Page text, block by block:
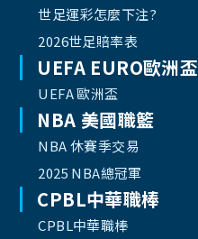
世足運彩怎麼下注?
2026世足賠率表
UEFA EURO歐洲盃
UEFA 歐洲盃
NBA 美國職籃
NBA 休賽季交易
2025 NBA總冠軍
CPBL中華職棒
CPBL中華職棒